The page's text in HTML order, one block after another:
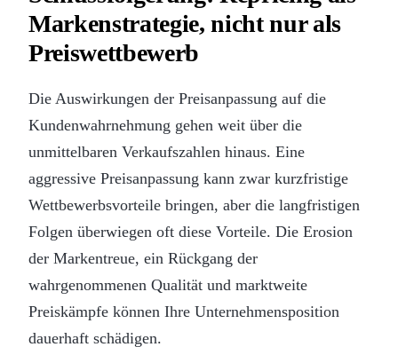
Markenstrategie, nicht nur als
Preiswettbewerb
Die Auswirkungen der Preisanpassung auf die
Kundenwahrnehmung gehen weit über die
unmittelbaren Verkaufszahlen hinaus. Eine
aggressive Preisanpassung kann zwar kurzfristige
Wettbewerbsvorteile bringen, aber die langfristigen
Folgen überwiegen oft diese Vorteile. Die Erosion
der Markentreue, ein Rückgang der
wahrgenommenen Qualität und marktweite
Preiskämpfe können Ihre Unternehmensposition
dauerhaft schädigen.